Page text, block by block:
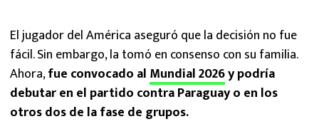
El jugador del América aseguró que la decisión no fue
fácil. Sin embargo, la tomó en consenso con su familia.
Ahora,fue convocado al Mundial 2026y podría
debutar en el partido contra Paraguay o en los
otros dos de la fase de grupos.